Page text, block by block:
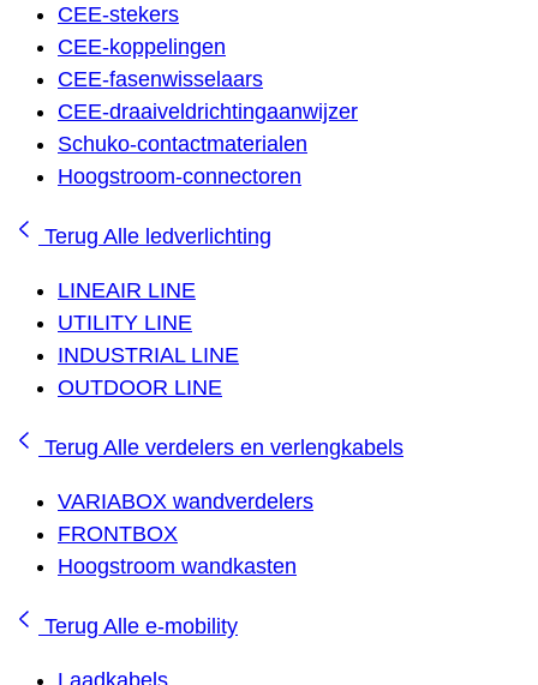
CEE-stekers
CEE-koppelingen
CEE-fasenwisselaars
CEE-draaiveldrichtingaanwijzer
Schuko-contactmaterialen
Hoogstroom-connectoren
Terug Alle ledverlichting
LINEAIR LINE
UTILITY LINE
INDUSTRIAL LINE
OUTDOOR LINE
Terug Alle verdelers en verlengkabels
VARIABOX wandverdelers
FRONTBOX
Hoogstroom wandkasten
Terug Alle e-mobility
Laadkabels